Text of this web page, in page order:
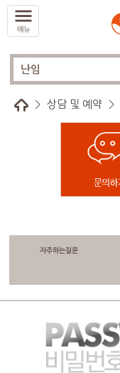
> 상담 및 예약 >
자주하는질문